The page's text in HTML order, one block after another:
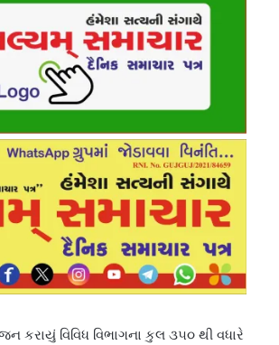
કરાયું વિવિધ વિભાગના કુલ ૩૫૦ થી વધારે